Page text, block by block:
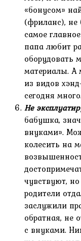
«бонусом»
(фриланс), не
самое
папа любит
оборудовать
материалы.
из видов
сегодня
Не
бабушка,
внуками».
колесить на
чувствуют,
родители
заслужили
обратная, не
с внуками.